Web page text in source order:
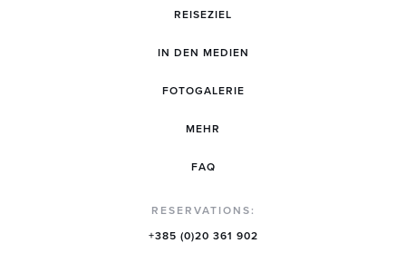
REISEZIEL
IN DEN MEDIEN
FOTOGALERIE
MEHR
FAQ
RESERVATIONS:
+385 (0)20 361 902